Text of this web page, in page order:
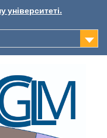
університеті.